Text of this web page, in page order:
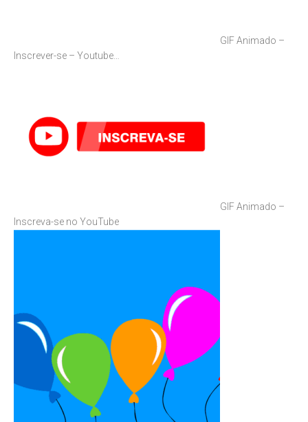
GIF Animado –
Inscrever-se – Youtube…
GIF Animado –
Inscreva-se no YouTube